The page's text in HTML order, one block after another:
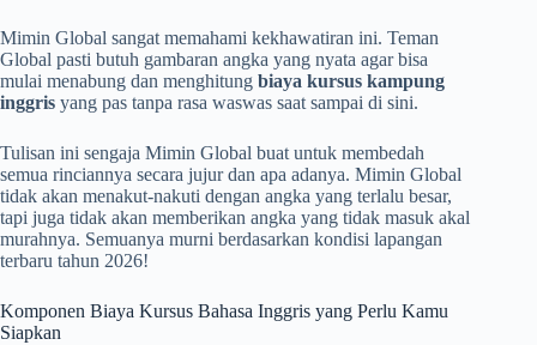
Mimin Global sangat memahami kekhawatiran ini. Teman
Global pasti butuh gambaran angka yang nyata agar bisa
mulai menabung dan menghitung biaya kursus kampung
inggris yang pas tanpa rasa waswas saat sampai di sini.
Tulisan ini sengaja Mimin Global buat untuk membedah
semua rinciannya secara jujur dan apa adanya. Mimin Global
tidak akan menakut-nakuti dengan angka yang terlalu besar,
tapi juga tidak akan memberikan angka yang tidak masuk akal
murahnya. Semuanya murni berdasarkan kondisi lapangan
terbaru tahun 2026!
Komponen Biaya Kursus Bahasa Inggris yang Perlu Kamu
Siapkan